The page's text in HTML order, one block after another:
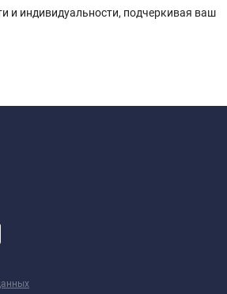
и индивидуальности, подчеркивая ваш